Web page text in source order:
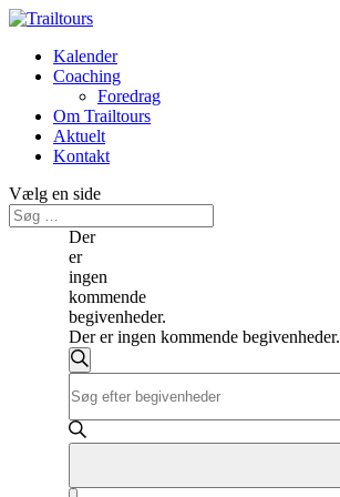
Kalender
Coaching
Foredrag
Om Trailtours
Aktuelt
Kontakt
Vælg en side
Der
er
ingen
kommende
begivenheder.
Der er ingen kommende begivenheder.
Begivenheder
Search
and
Views
Navigation
Søg
efter
nøgleord.
Søg
efter
på